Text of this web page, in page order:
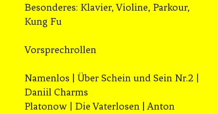
Besonderes: Klavier, Violine, Parkour,
Kung Fu
Vorsprechrollen
Namenlos | Über Schein und Sein Nr.2 |
Daniil Charms
Platonow | Die Vaterlosen | Anton